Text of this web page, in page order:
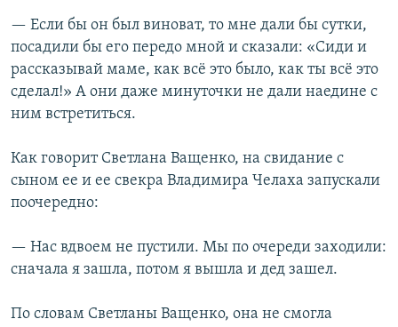
— Если бы он был виноват, то мне дали бы сутки,
посадили бы его передо мной и сказали: «Сиди и
рассказывай маме, как всё это было, как ты всё это
сделал!» А они даже минуточки не дали наедине с
ним встретиться.
Как говорит Светлана Ващенко, на свидание с
сыном ее и ее свекра Владимира Челаха запускали
поочередно:
— Нас вдвоем не пустили. Мы по очереди заходили:
сначала я зашла, потом я вышла и дед зашел.
По словам Светланы Ващенко, она не смогла